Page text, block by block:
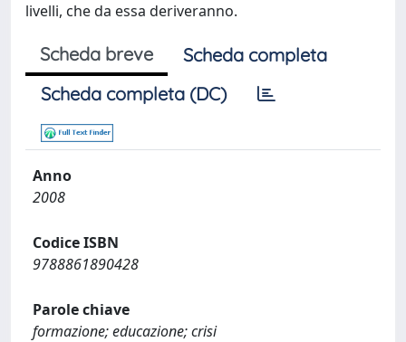
livelli, che da essa deriveranno.
Scheda breve
Scheda completa
Scheda completa (DC)
Anno
2008
Codice ISBN
9788861890428
Parole chiave
formazione; educazione; crisi